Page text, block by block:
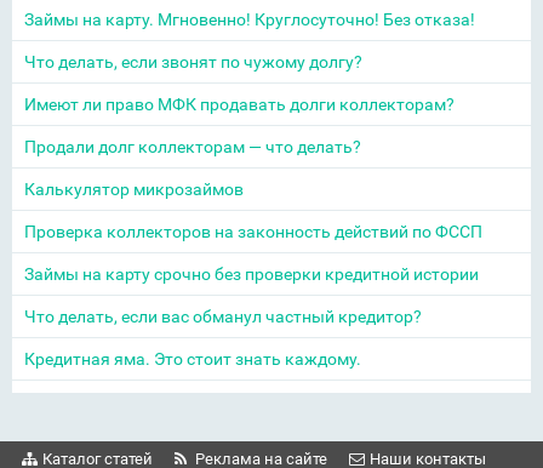
Займы на карту. Мгновенно! Круглосуточно! Без отказа!
Что делать, если звонят по чужому долгу?
Имеют ли право МФК продавать долги коллекторам?
Продали долг коллекторам — что делать?
Калькулятор микрозаймов
Проверка коллекторов на законность действий по ФССП
Займы на карту срочно без проверки кредитной истории
Что делать, если вас обманул частный кредитор?
Кредитная яма. Это стоит знать каждому.
Каталог статей Реклама на сайте Наши контакты